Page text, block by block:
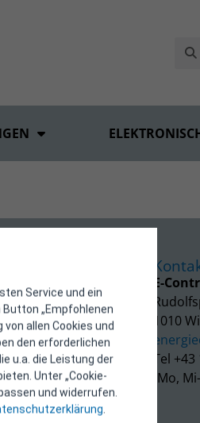
Service und ein
„Empfohlenen
allen Cookies und
den erforderlichen
u.a. die Leistung der
Unter „Cookie-
und widerrufen.
.
E-
1010
Tel
(Mo,